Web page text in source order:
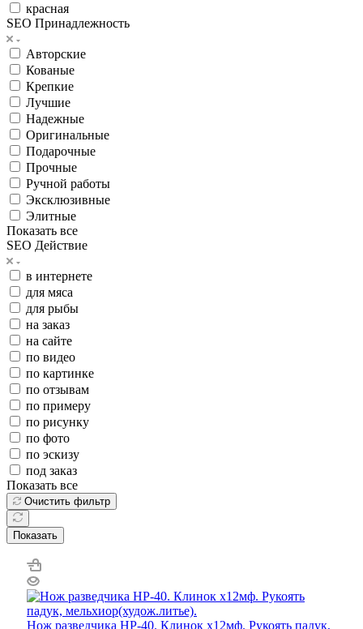
красная
SEO Принадлежность
Авторские
Кованые
Крепкие
Лучшие
Надежные
Оригинальные
Подарочные
Прочные
Ручной работы
Эксклюзивные
Элитные
Показать все
SEO Действие
в интернете
для мяса
для рыбы
на заказ
на сайте
по видео
по картинке
по отзывам
по примеру
по рисунку
по фото
по эскизу
под заказ
Показать все
Очистить фильтр
Показать
Нож разведчика НР-40. Клинок х12мф. Рукоять падук,